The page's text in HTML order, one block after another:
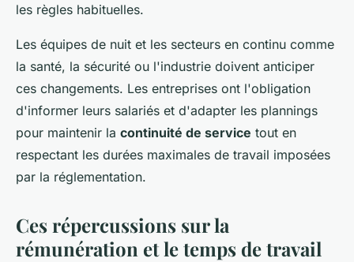
les règles habituelles.
Les équipes de nuit et les secteurs en continu comme
la santé, la sécurité ou l'industrie doivent anticiper
ces changements. Les entreprises ont l'obligation
d'informer leurs salariés et d'adapter les plannings
pour maintenir la continuité de service tout en
respectant les durées maximales de travail imposées
par la réglementation.
Ces répercussions sur la
rémunération et le temps de travail